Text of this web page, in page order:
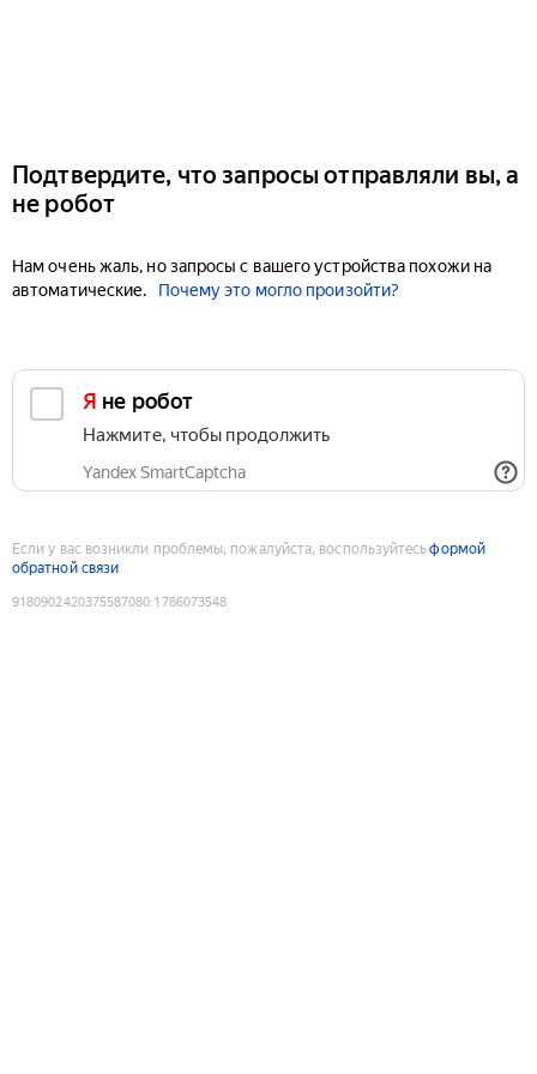
Подтвердите, что запросы отправляли вы, а
не робот
Нам очень жаль, но запросы с вашего устройства похожи на
автоматические.
Почему это могло произойти?
Я не робот
Нажмите, чтобы продолжить
Yandex SmartCaptcha
Если у вас возникли проблемы, пожалуйста, воспользуйтесьформой
обратной связи
9180902420375587080:1786073548